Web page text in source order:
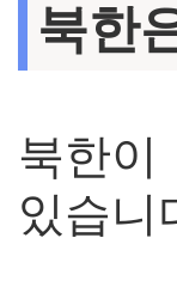
북한
북한
있습니